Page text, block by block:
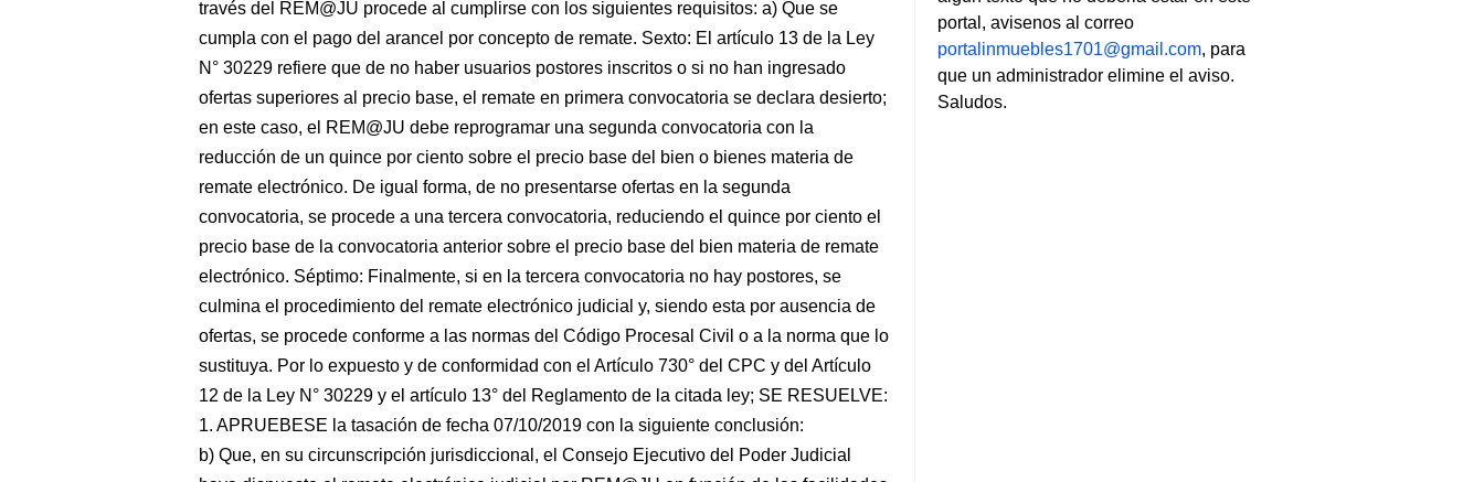
través del REM@JU procede al cumplirse con los siguientes requisitos: a) Que se
cumpla con el pago del arancel por concepto de remate. Sexto: El artículo 13 de la Ley
N° 30229 refiere que de no haber usuarios postores inscritos o si no han ingresado
ofertas superiores al precio base, el remate en primera convocatoria se declara desierto;
en este caso, el REM@JU debe reprogramar una segunda convocatoria con la
reducción de un quince por ciento sobre el precio base del bien o bienes materia de
remate electrónico. De igual forma, de no presentarse ofertas en la segunda
convocatoria, se procede a una tercera convocatoria, reduciendo el quince por ciento el
precio base de la convocatoria anterior sobre el precio base del bien materia de remate
electrónico. Séptimo: Finalmente, si en la tercera convocatoria no hay postores, se
culmina el procedimiento del remate electrónico judicial y, siendo esta por ausencia de
ofertas, se procede conforme a las normas del Código Procesal Civil o a la norma que lo
sustituya. Por lo expuesto y de conformidad con el Artículo 730° del CPC y del Artículo
12 de la Ley N° 30229 y el artículo 13° del Reglamento de la citada ley; SE RESUELVE:
1. APRUEBESE la tasación de fecha 07/10/2019 con la siguiente conclusión:
b) Que, en su circunscripción jurisdiccional, el Consejo Ejecutivo del Poder Judicial
portal, avisenos al correo
portalinmuebles1701@gmail.com, para
que un administrador elimine el aviso.
Saludos.